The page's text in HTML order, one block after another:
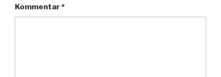
Kommentar*